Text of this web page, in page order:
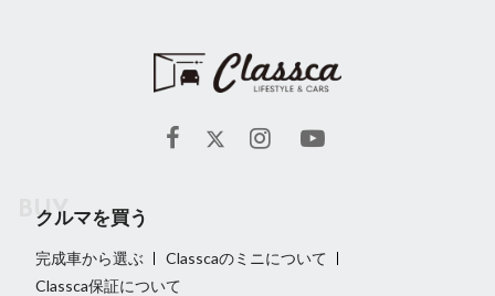
クルマを買う
完成車から選ぶ
Classcaのミニについて
Classca保証について